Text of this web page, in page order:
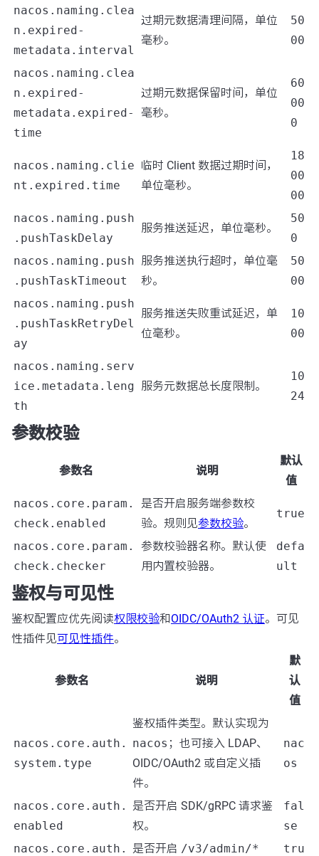
nacos.naming.clea
n.expired-
metadata.interval
过期元数据清理间隔，单位
毫秒。
50
00
nacos.naming.clea
n.expired-
metadata.expired-
time
过期元数据保留时间，单位
毫秒。
60
00
0
nacos.naming.clie
nt.expired.time
临时 Client 数据过期时间，
单位毫秒。
18
00
00
nacos.naming.push
.pushTaskDelay
服务推送延迟，单位毫秒。
50
0
nacos.naming.push
.pushTaskTimeout
服务推送执行超时，单位毫
秒。
50
00
nacos.naming.push
.pushTaskRetryDel
ay
服务推送失败重试延迟，单
位毫秒。
10
00
nacos.naming.serv
ice.metadata.leng
th
服务元数据总长度限制。
10
24
参数校验
参数名 说明
默认
值
nacos.core.param.
check.enabled
是否开启服务端参数校
验。规则见参数校验。
true
nacos.core.param.
check.checker
参数校验器名称。默认使
用内置校验器。
defa
ult
鉴权与可见性
鉴权配置应优先阅读权限校验和OIDC/OAuth2 认证。可见
性插件见可见性插件。
参数名 说明
默
认
值
nacos.core.auth.
system.type
鉴权插件类型。默认实现为
nacos ；也可接入 LDAP、
OIDC/OAuth2 或自定义插
件。
nac
os
nacos.core.auth.
enabled
是否开启 SDK/gRPC 请求鉴
权。
fal
se
nacos.core.auth.
是否开启 /v3/admin/*
tru